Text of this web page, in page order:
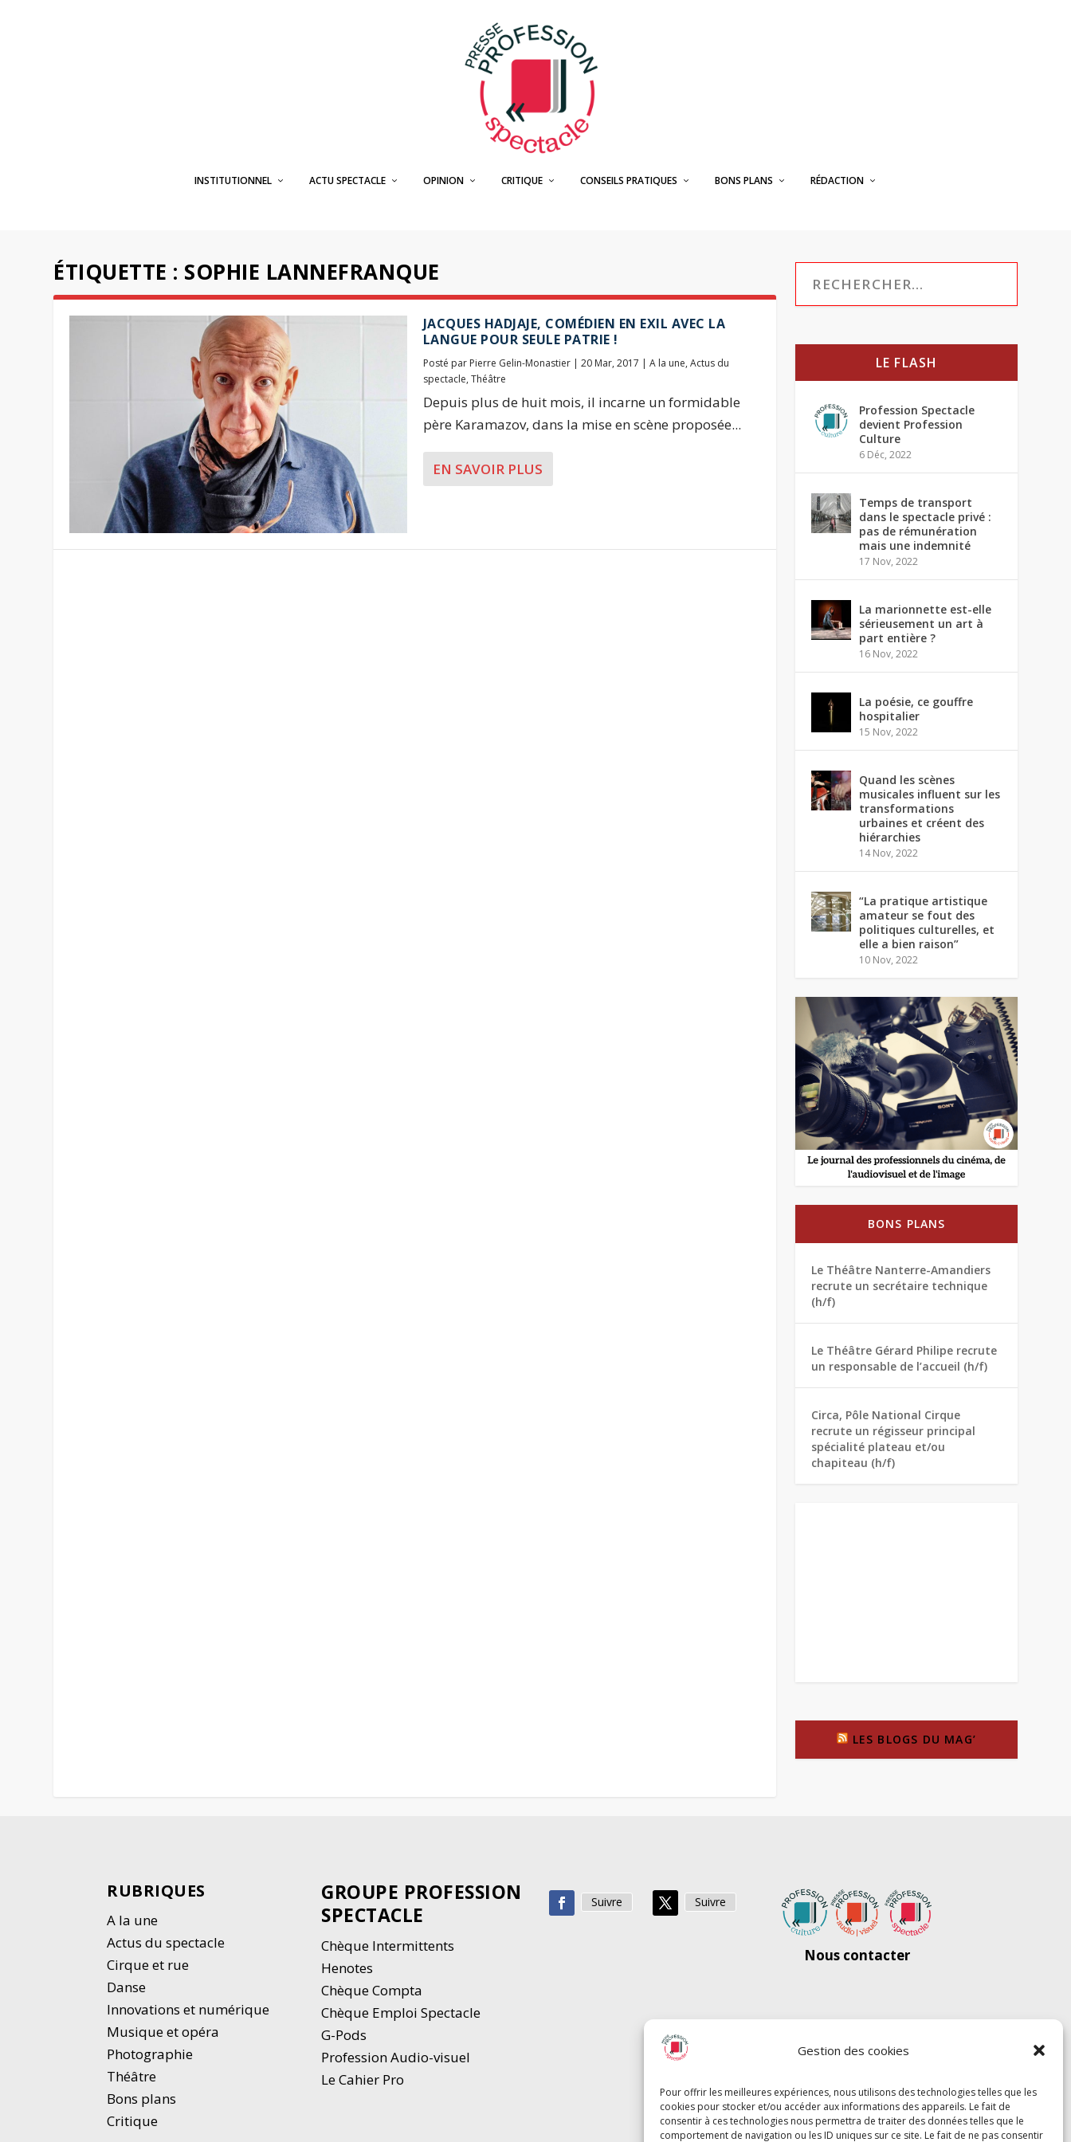
Gestion des cookies
Pour offrir les meilleures expériences, nous utilisons des technologies telles que les
cookies pour stocker et/ou accéder aux informations des appareils. Le fait de
consentir à ces technologies nous permettra de traiter des données telles que le
comportement de navigation ou les ID uniques sur ce site. Le fait de ne pas consentir
INSTITUTIONNEL ACTU SPECTACLE OPINION CRITIQUE CONSEILS PRATIQUES BONS PLANS RÉDACTION
ÉTIQUETTE : SOPHIE LANNEFRANQUE
JACQUES HADJAJE, COMÉDIEN EN EXIL AVEC LA
LANGUE POUR SEULE PATRIE !
Posté par Pierre Gelin-Monastier| 20 Mar, 2017 | A la une, Actus du
spectacle, Théâtre
Depuis plus de huit mois, il incarne un formidable
père Karamazov, dans la mise en scène proposée...
EN SAVOIR PLUS
LE FLASH
Profession Spectacle
devient Profession
Culture
6 Déc, 2022
Temps de transport
dans le spectacle privé :
pas de rémunération
mais une indemnité
17 Nov, 2022
La marionnette est-elle
sérieusement un art à
part entière ?
16 Nov, 2022
La poésie, ce gouffre
hospitalier
15 Nov, 2022
Quand les scènes
musicales influent sur les
transformations
urbaines et créent des
hiérarchies
14 Nov, 2022
“La pratique artistique
amateur se fout des
politiques culturelles, et
elle a bien raison”
10 Nov, 2022
BONS PLANS
Le Théâtre Nanterre-Amandiers
recrute un secrétaire technique
(h/f)
Le Théâtre Gérard Philipe recrute
un responsable de l’accueil (h/f)
Circa, Pôle National Cirque
recrute un régisseur principal
spécialité plateau et/ou
chapiteau (h/f)
LES BLOGS DU MAG’
RUBRIQUES
A la une
Actus du spectacle
Cirque et rue
Danse
Innovations et numérique
Musique et opéra
Photographie
Théâtre
Bons plans
Critique
GROUPE PROFESSION
SPECTACLE
Chèque Intermittents
Henotes
Chèque Compta
Chèque Emploi Spectacle
G-Pods
Profession Audio-visuel
Le Cahier Pro
Suivre Suivre
Nous contacter